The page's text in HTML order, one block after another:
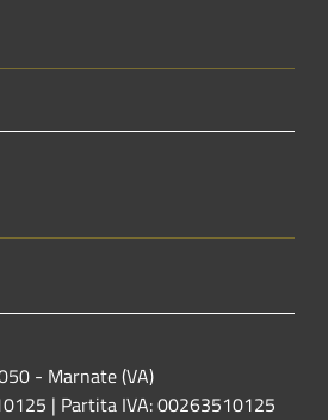
- Marnate (VA)
| Partita IVA: 00263510125